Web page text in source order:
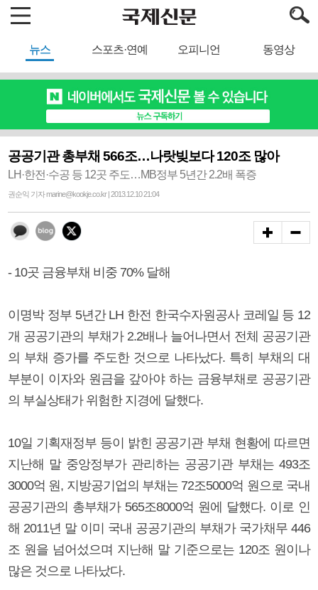
뉴스 스포츠·연예 오피니언 동영상
공공기관 총부채 566조…나랏빚보다 120조 많아
LH·한전·수공 등 12곳 주도…MB정부 5년간 2.2배 폭증
권순익 기자 marine@kookje.co.kr | 2013.12.10 21:04
- 10곳 금융부채 비중 70% 달해
이명박 정부 5년간 LH 한전 한국수자원공사 코레일 등 12
개 공공기관의 부채가 2.2배나 늘어나면서 전체 공공기관
의 부채 증가를 주도한 것으로 나타났다. 특히 부채의 대
부분이 이자와 원금을 갚아야 하는 금융부채로 공공기관
의 부실상태가 위험한 지경에 달했다.
10일 기획재정부 등이 밝힌 공공기관 부채 현황에 따르면
지난해 말 중앙정부가 관리하는 공공기관 부채는 493조
3000억 원, 지방공기업의 부채는 72조5000억 원으로 국내
공공기관의 총부채가 565조8000억 원에 달했다. 이로 인
해 2011년 말 이미 국내 공공기관의 부채가 국가채무 446
조 원을 넘어섰으며 지난해 말 기준으로는 120조 원이나
많은 것으로 나타났다.